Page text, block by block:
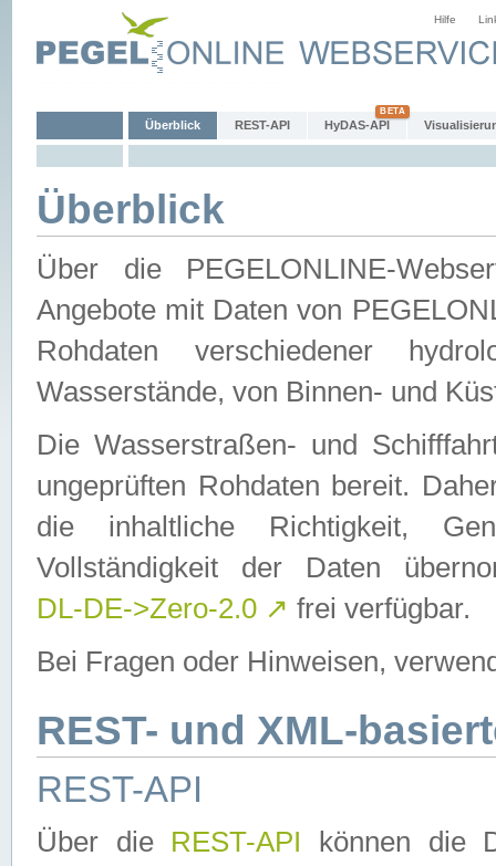
Hilfe
Überblick REST-API HyDAS-API
Überblick
Über die PEGELONLINE-
Angebote mit Daten von
Rohdaten verschiedener
Wasserstände, von Binnen- und
Die Wasserstraßen- und
ungeprüften Rohdaten bereit.
die inhaltliche Richtigkeit,
Vollständigkeit der Daten
DL-DE->Zero-2.0 ↗ frei verfügbar.
Bei Fragen oder Hinweisen,
REST- und XML-
REST-API
Über die REST-API können die